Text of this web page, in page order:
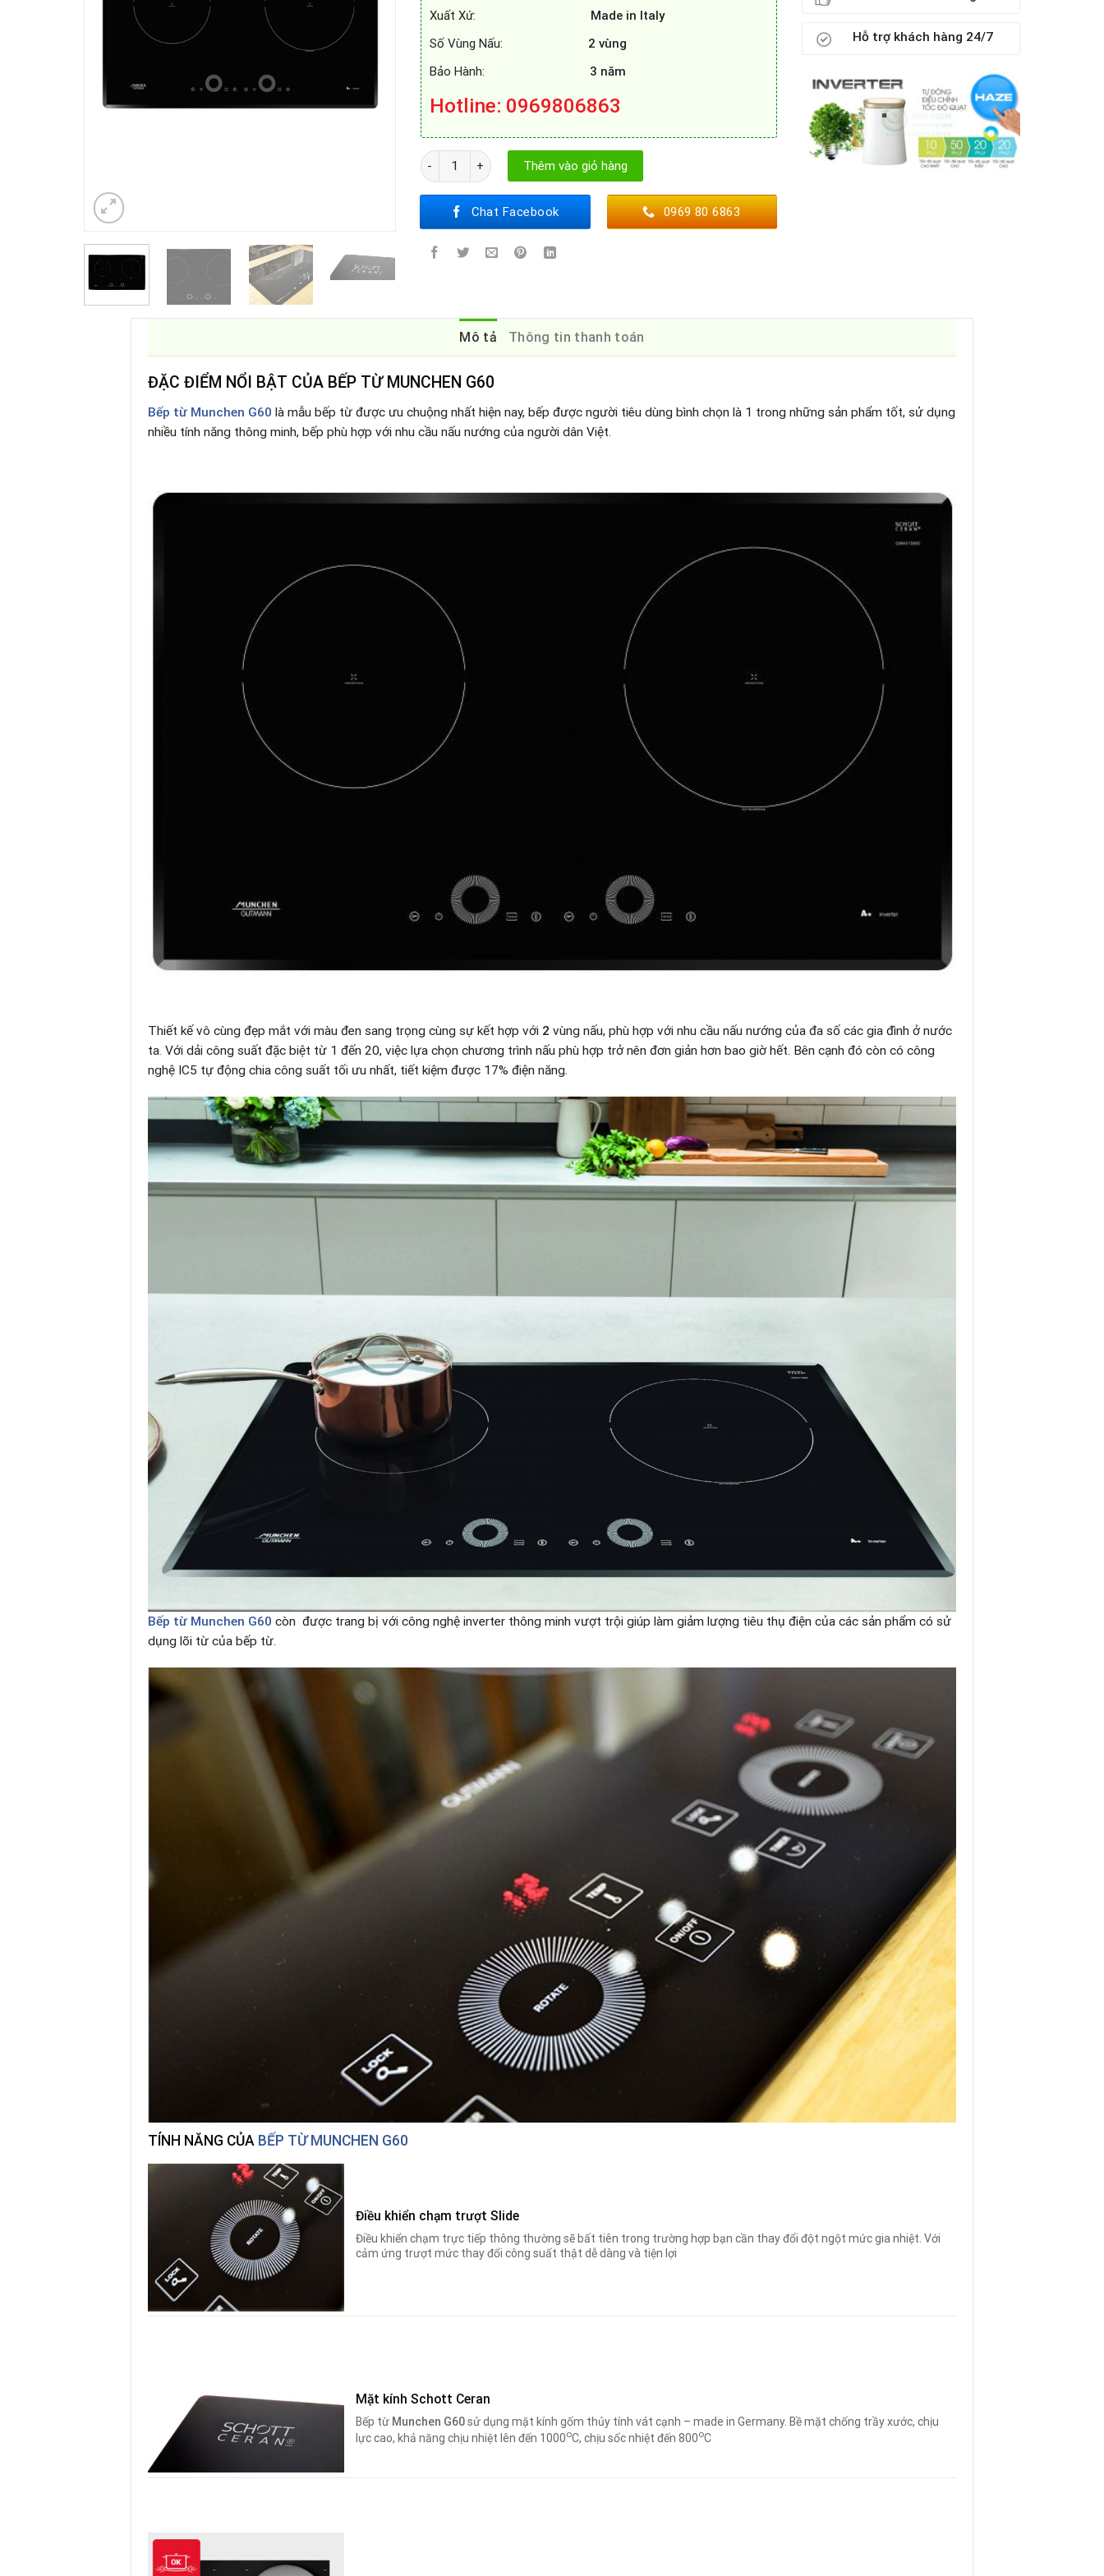
Xuất Xứ: Made in Italy
Số Vùng Nấu: 2 vùng
Bảo Hành: 3 năm
Hotline: 0969806863
BẾP TỪ MUNCHEN G60 số lượng
Thêm vào giỏ hàng
Chat Facebook 0969 80 6863
Hỗ trợ khách hàng 24/7
Mô tả Thông tin thanh toán
ĐẶC ĐIỂM NỔI BẬT CỦA BẾP TỪ MUNCHEN G60
Bếp từ Munchen G60 là mẫu bếp từ được ưu chuộng nhất hiện nay, bếp được người tiêu dùng bình chọn là 1 trong những sản phẩm tốt, sử dụng
nhiều tính năng thông minh, bếp phù hợp với nhu cầu nấu nướng của người dân Việt.
Thiết kế vô cùng đẹp mắt với màu đen sang trọng cùng sự kết hợp với 2 vùng nấu, phù hợp với nhu cầu nấu nướng của đa số các gia đình ở nước
ta. Với dải công suất đặc biệt từ 1 đến 20, việc lựa chọn chương trình nấu phù hợp trở nên đơn giản hơn bao giờ hết. Bên cạnh đó còn có công
nghệ IC5 tự động chia công suất tối ưu nhất, tiết kiệm được 17% điện năng.
Bếp từ Munchen G60 còn được trang bị với công nghệ inverter thông minh vượt trội giúp làm giảm lượng tiêu thụ điện của các sản phẩm có sử
dụng lõi từ của bếp từ.
TÍNH NĂNG CỦA BẾP TỪ MUNCHEN G60
Điều khiển chạm trượt Slide
Điều khiển chạm trực tiếp thông thường sẽ bất tiên trong trường hợp bạn cần thay đổi đột ngột mức gia nhiệt. Với
cảm ứng trượt mức thay đổi công suất thật dễ dàng và tiện lợi
Mặt kính Schott Ceran
Bếp từ Munchen G60sử dụng mặt kính gốm thủy tính vát cạnh – made in Germany. Bề mặt chống trầy xước, chịu
lực cao, khả năng chịu nhiệt lên đến 1000oC, chịu sốc nhiệt đến 800oC